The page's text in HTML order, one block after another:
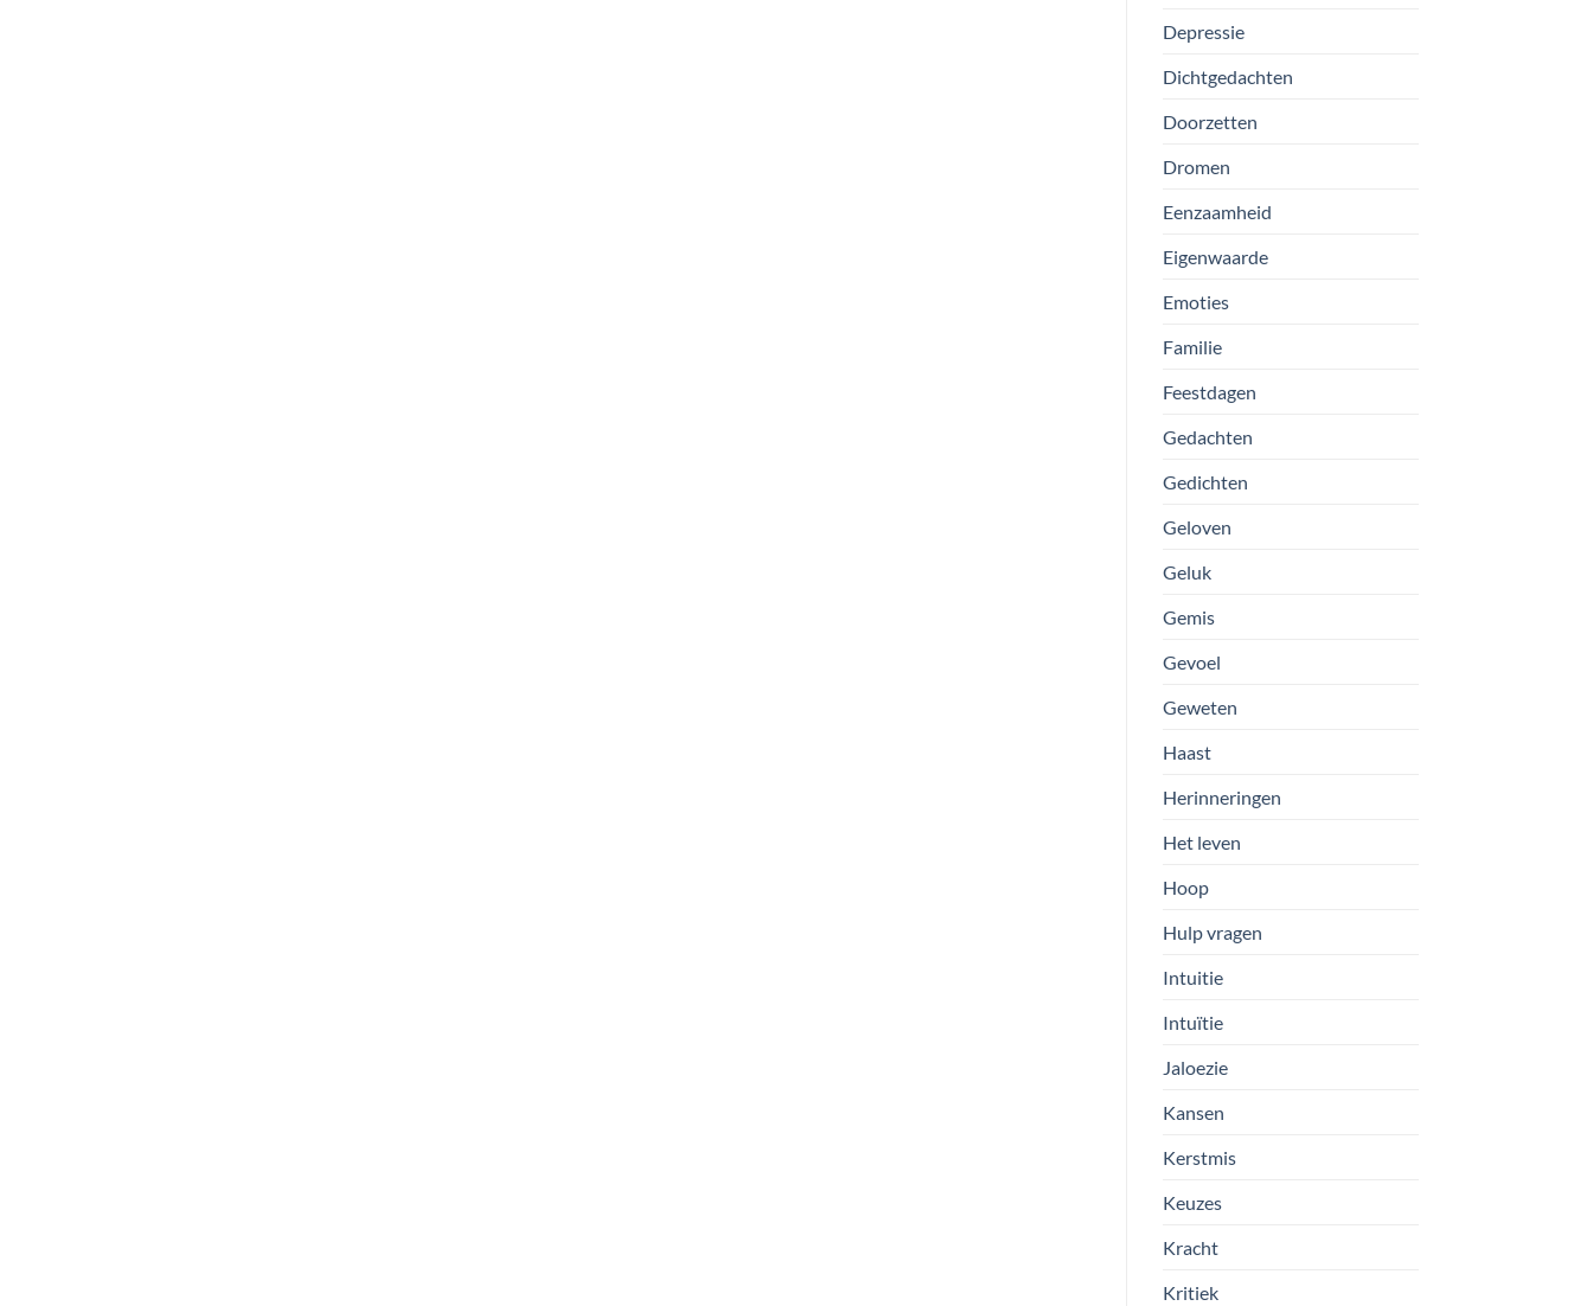
Depressie
Dichtgedachten
Doorzetten
Dromen
Eenzaamheid
Eigenwaarde
Emoties
Familie
Feestdagen
Gedachten
Gedichten
Geloven
Geluk
Gemis
Gevoel
Geweten
Haast
Herinneringen
Het leven
Hoop
Hulp vragen
Intuitie
Intuïtie
Jaloezie
Kansen
Kerstmis
Keuzes
Kracht
Kritiek